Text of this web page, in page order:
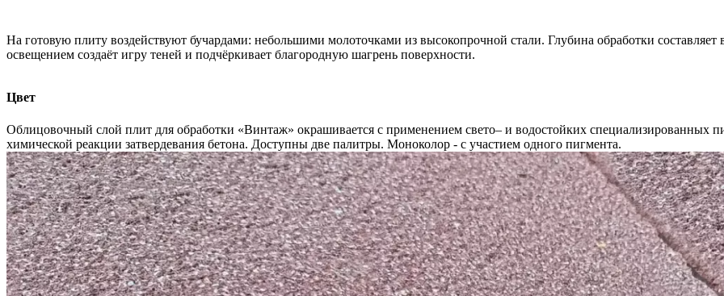
На готовую плиту воздействуют бучардами: небольшими молоточками из высокопрочной стали. Глубина обработки
освещением создаёт игру теней и подчёркивает благородную шагрень поверхности.
Цвет
Облицовочный слой плит для обработки «Винтаж» окрашивается с применением свето– и водостойких специализированных
химической реакции затвердевания бетона. Доступны две палитры. Моноколор - с участием одного пигмента.